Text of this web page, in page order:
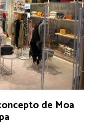
de Moa